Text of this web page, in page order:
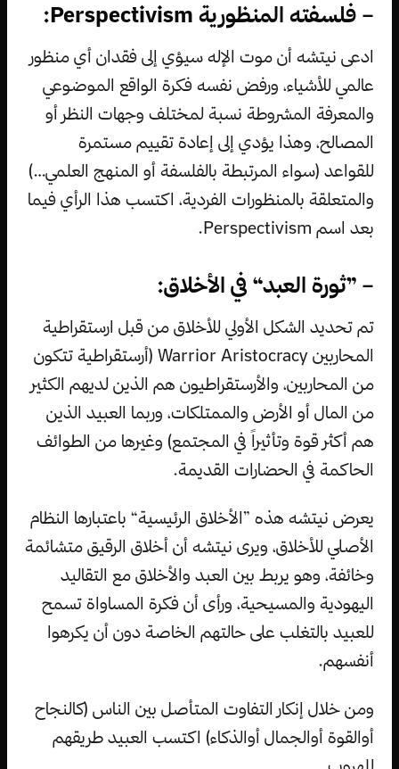
– فلسفته المنظورية Perspectivism:
ادعى نيتشه أن موت الإله سيؤي إلى فقدان أي منظور
عالمي للأشياء، ورفض نفسه فكرة الواقع الموضوعي
والمعرفة المشروطة نسبة لمختلف وجهات النظر أو
المصالح، وهذا يؤدي إلى إعادة تقييم مستمرة
للقواعد (سواء المرتبطة بالفلسفة أو المنهج العلمي…)
والمتعلقة بالمنظورات الفردية، اكتسب هذا الرأي فيما
بعد اسم Perspectivism.
– ”ثورة العبد“ في الأخلاق:
تم تحديد الشكل الأولي للأخلاق من قبل ارستقراطية
المحاربين Warrior Aristocracy (أرستقراطية تتكون
من المحاربين، والأرستقراطيون هم الذين لديهم الكثير
من المال أو الأرض والممتلكات، وربما العبيد الذين
هم أكثر قوة وتأثيراً في المجتمع) وغيرها من الطوائف
الحاكمة في الحضارات القديمة.
يعرض نيتشه هذه ”الأخلاق الرئيسية“ باعتبارها النظام
الأصلي للأخلاق، ويرى نيتشه أن أخلاق الرقيق متشائمة
وخائفة، وهو يربط بين العبد والأخلاق مع التقاليد
اليهودية والمسيحية، ورأى أن فكرة المساواة تسمح
للعبيد بالتغلب على حالتهم الخاصة دون أن يكرهوا
أنفسهم.
ومن خلال إنكار التفاوت المتأصل بين الناس (كالنجاح
أوالقوة أوالجمال أوالذكاء) اكتسب العبيد طريقهم